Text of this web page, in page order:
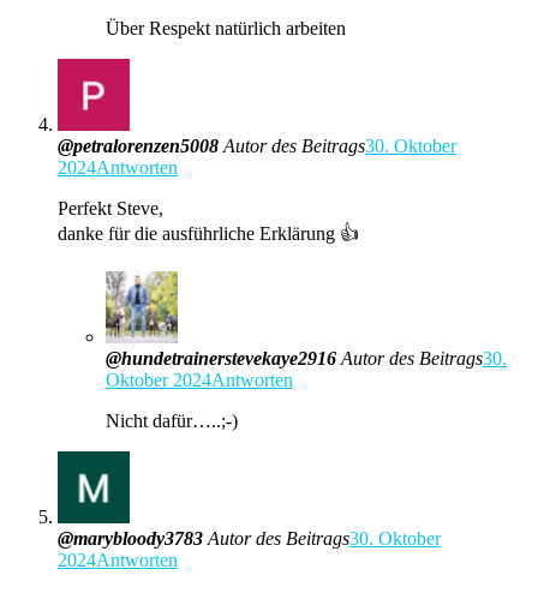
Über Respekt natürlich arbeiten
@petralorenzen5008 Autor des Beitrags30. Oktober
2024Antworten
Perfekt Steve,
danke für die ausführliche Erklärung 👍
@hundetrainerstevekaye2916 Autor des Beitrags30.
Oktober 2024Antworten
Nicht dafür…..;-)
@marybloody3783 Autor des Beitrags30. Oktober
2024Antworten